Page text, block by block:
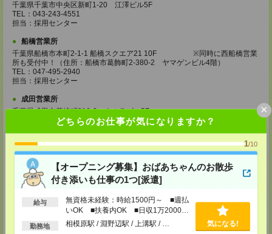
どちらのお仕事が気になりますか？
1/10
【オープニング募集】おばあちゃんのお散歩
付き添いも仕事の1つ[派遣]
給与
無資格未経験：時給1500円～ ■週払
いOK ■扶養内OK ■日収1万2000円
以上
勤務地 相模原駅 / 淵野辺駅 / 上溝駅 / … 気になる!
×
千葉県千葉市中央区新町1-20 江澤ビル5F
TEL：043-243-4551
担当：採用センター
船橋営業所
千葉県船橋市本町2-1-1 船橋スクエア21 10F ※同時に西船橋営業
所も受付中！（住所：船橋市葛飾町2-380-2 ヤマゲンビル4階）
TEL：047-495-2940
担当：採用センター
成田営業所
千葉県成田市花崎町816-2 タムラビル5F
TEL：0476-20-4510
大宮営業所
埼玉県さいたま市大宮区桜木町2-8-3 阪デンタルビル5F
TEL：048-640-4520
担当：採用センター
埼玉県川越市脇田本町11-1 川越シティービル6F
担当：採用センター